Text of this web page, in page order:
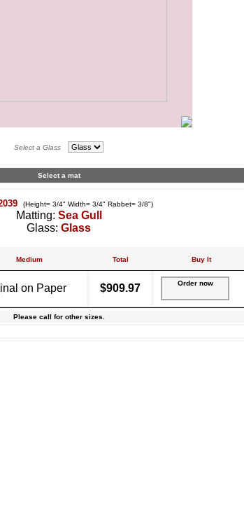
Select a Glass
Select a mat
(Height= 3/4" Width= 3/4" Rabbet= 3/8")
Matting: Sea Gull
Glass: Glass
Medium Total Buy It
on Paper $909.97 Order now
Please call for other sizes.